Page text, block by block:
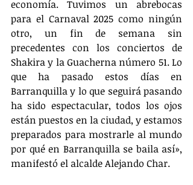
economía. Tuvimos un abrebocas
para el Carnaval 2025 como ningún
otro, un fin de semana sin
precedentes con los conciertos de
Shakira y la Guacherna número 51. Lo
que ha pasado estos días en
Barranquilla y lo que seguirá pasando
ha sido espectacular, todos los ojos
están puestos en la ciudad, y estamos
preparados para mostrarle al mundo
por qué en Barranquilla se baila así»,
manifestó el alcalde Alejando Char.